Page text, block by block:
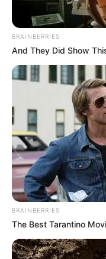
adelantado por
la Policía
LEA
Tensa
hinchas
delegación
Captura en
BRAINBERRIES
And They Did Show
BRAINBERRIES
The Best Tarantino